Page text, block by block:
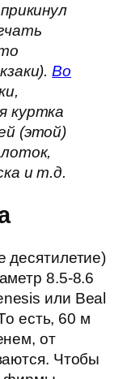
Во
куртка
(этой)
и т.д.
десятилетие)
8.5-8.6
или Beal
есть, 60 м
от
Чтобы